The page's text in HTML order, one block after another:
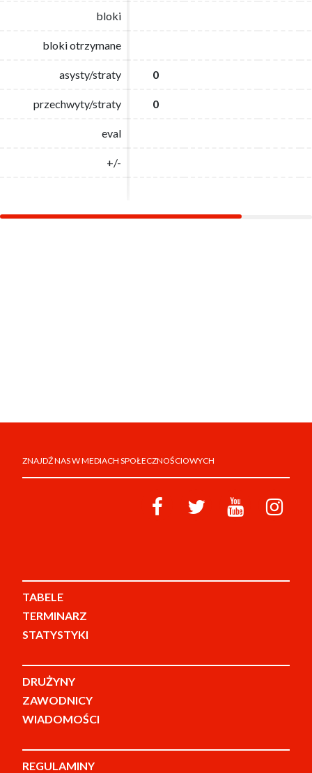
bloki
bloki otrzymane
asysty/straty 0
przechwyty/straty 0
eval
+/-
bloki
bloki otrzymane
asysty/straty 0
przechwyty/straty 0
eval
+/-
ZNAJDŹ NAS W MEDIACH SPOŁECZNOŚCIOWYCH
TABELE
TERMINARZ
STATYSTYKI
DRUŻYNY
ZAWODNICY
WIADOMOŚCI
REGULAMINY